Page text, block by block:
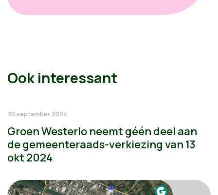
Ook interessant
30 september 2024
Groen Westerlo neemt géén deel aan
de gemeenteraads-verkiezing van 13
okt 2024